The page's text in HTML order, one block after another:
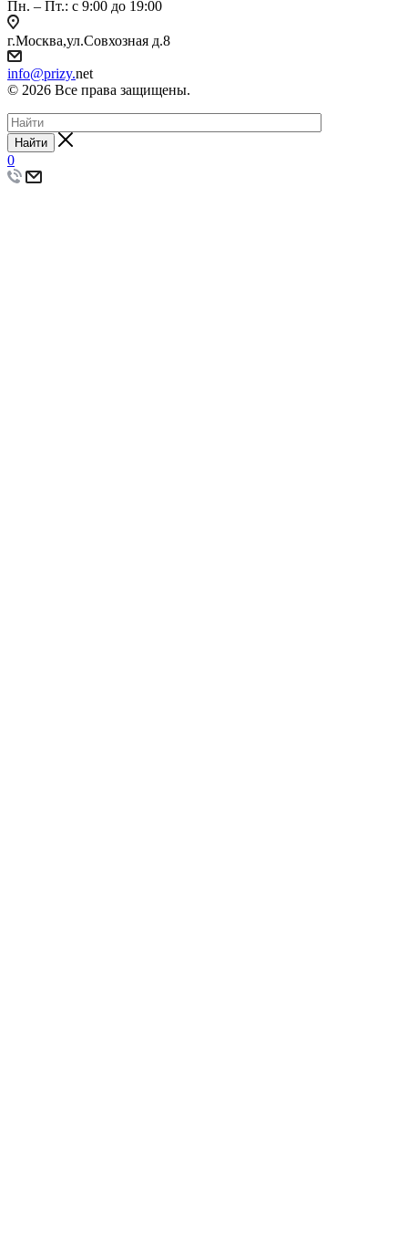
Пн. – Пт.: с 9:00 до 19:00
г.Москва,ул.Совхозная д.8
info@prizy.net
© 2026 Все права защищены.
Найти
0